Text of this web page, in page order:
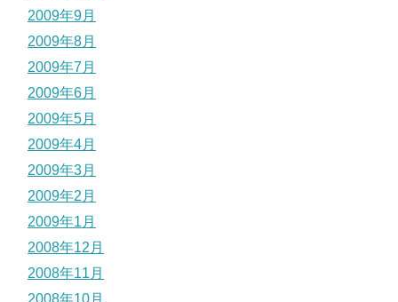
2009年9月
2009年8月
2009年7月
2009年6月
2009年5月
2009年4月
2009年3月
2009年2月
2009年1月
2008年12月
2008年11月
2008年10月